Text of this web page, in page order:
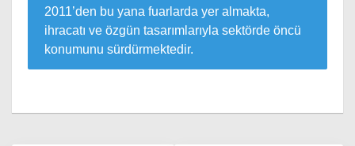
2011’den bu yana fuarlarda yer almakta,
ihracatı ve özgün tasarımlarıyla sektörde öncü
konumunu sürdürmektedir.